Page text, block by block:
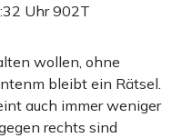
Uhr902T
wollen, ohne
bleibt ein Rätsel.
auch immer weniger
rechts sind